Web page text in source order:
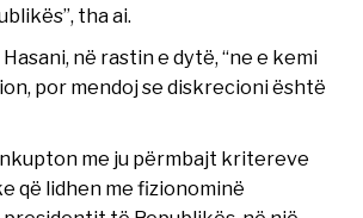
tha ai.
në rastin e dytë, “ne e kemi
por mendoj se diskrecioni është
me ju përmbajt kritereve
që lidhen me fizionominë